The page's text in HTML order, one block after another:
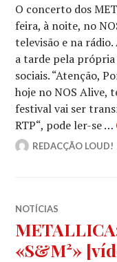
O concerto dos
feira, à noite, no
televisão e na
a tarde pela própria
sociais. “Atenção,
hoje no NOS Alive,
festival vai ser
RTP“, pode ler-se …
REDACÇÃO LOUD!
NOTÍCIAS
«S&M²»